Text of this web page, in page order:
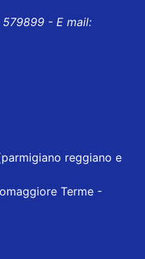
- E mail:
reggiano e
Terme -